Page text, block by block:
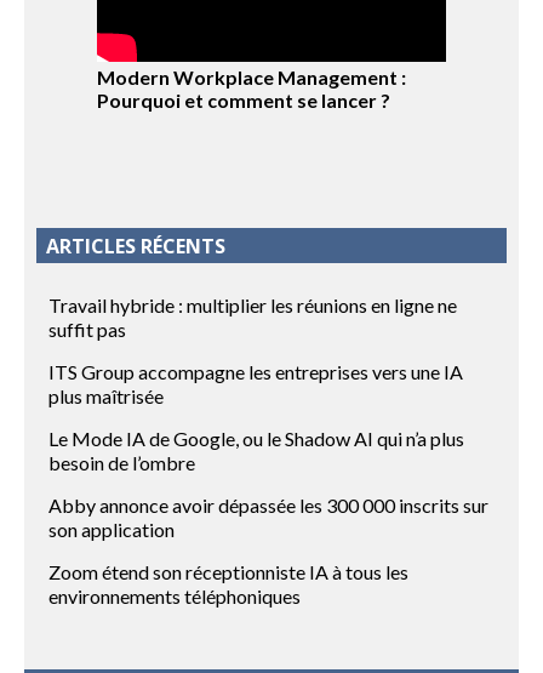
Modern Workplace Management :
Pourquoi et comment se lancer ?
ARTICLES RÉCENTS
Travail hybride : multiplier les réunions en ligne ne
suffit pas
ITS Group accompagne les entreprises vers une IA
plus maîtrisée
Le Mode IA de Google, ou le Shadow AI qui n’a plus
besoin de l’ombre
Abby annonce avoir dépassée les 300 000 inscrits sur
son application
Zoom étend son réceptionniste IA à tous les
environnements téléphoniques